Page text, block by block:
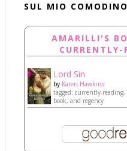
SUL MIO COMODINO
AMARILLI'S
CURRENTLY-
Lord Sin
by Karen Hawkins
tagged: currently-
book, and regency